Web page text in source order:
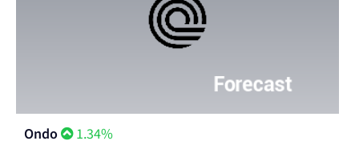
Ondo 1.34%